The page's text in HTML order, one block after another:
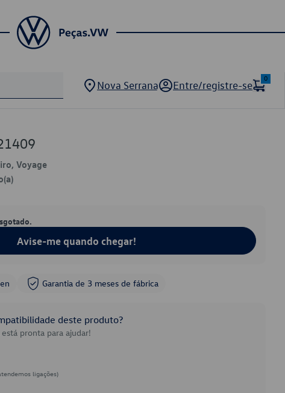
Nova Serrana Entre/registre-se
0
Voyage
Avise-me quando chegar!
Garantia de 3 meses de fábrica
deste produto?
pronta para ajudar!
ligações)